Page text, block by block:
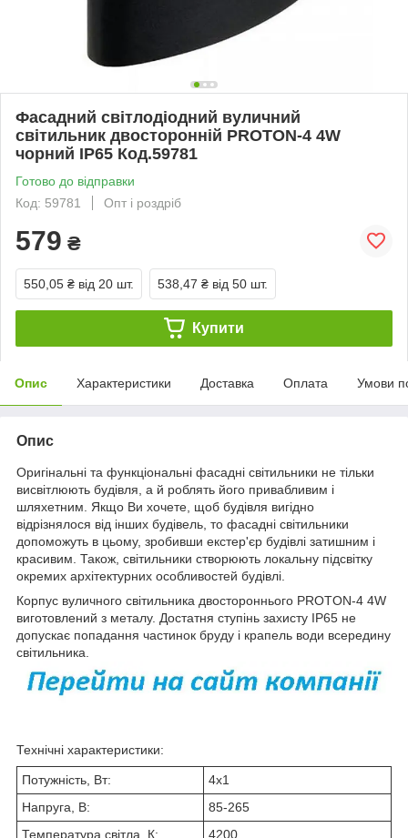
Фасадний світлодіодний вуличний
світильник двосторонній PROTON-4 4W
чорний IP65 Код.59781
Готово до відправки
Код: 59781
Опт і роздріб
579 ₴
550,05 ₴ від 20 шт. 538,47 ₴ від 50 шт.
Купити
Опис Характеристики Доставка Оплата Умови
Опис
Оригінальні та функціональні фасадні світильники не тільки
висвітлюють будівля, а й роблять його привабливим і
шляхетним. Якщо Ви хочете, щоб будівля вигідно
відрізнялося від інших будівель, то фасадні світильники
допоможуть в цьому, зробивши екстер'єр будівлі затишним і
красивим. Також, світильники створюють локальну підсвітку
окремих архітектурних особливостей будівлі.
Корпус вуличного світильника двостороннього PROTON-4 4W
виготовлений з металу. Достатня ступінь захисту IP65 не
допускає попадання частинок бруду і крапель води всередину
світильника.
Технічні характеристики:
Потужність, Вт:
4х1
Напруга, В:
85-265
Температура світла, К:
4200